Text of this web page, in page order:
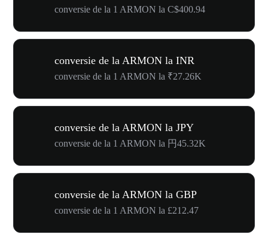
conversie de la 1 ARMON la C$400.94
conversie de la ARMON la INR
conversie de la 1 ARMON la ₹27.26K
conversie de la ARMON la JPY
conversie de la 1 ARMON la 円45.32K
conversie de la ARMON la GBP
conversie de la 1 ARMON la £212.47